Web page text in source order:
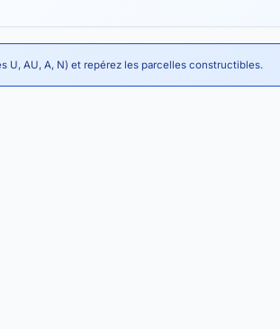
U, AU, A, N) et repérez les parcelles constructibles.